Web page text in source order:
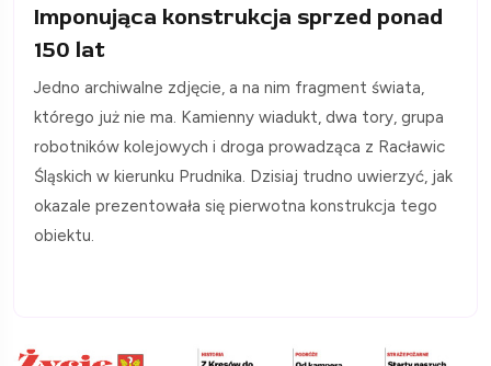
Imponująca konstrukcja sprzed ponad
150 lat
Jedno archiwalne zdjęcie, a na nim fragment świata,
którego już nie ma. Kamienny wiadukt, dwa tory, grupa
robotników kolejowych i droga prowadząca z Racławic
Śląskich w kierunku Prudnika. Dzisiaj trudno uwierzyć, jak
okazale prezentowała się pierwotna konstrukcja tego
obiektu.